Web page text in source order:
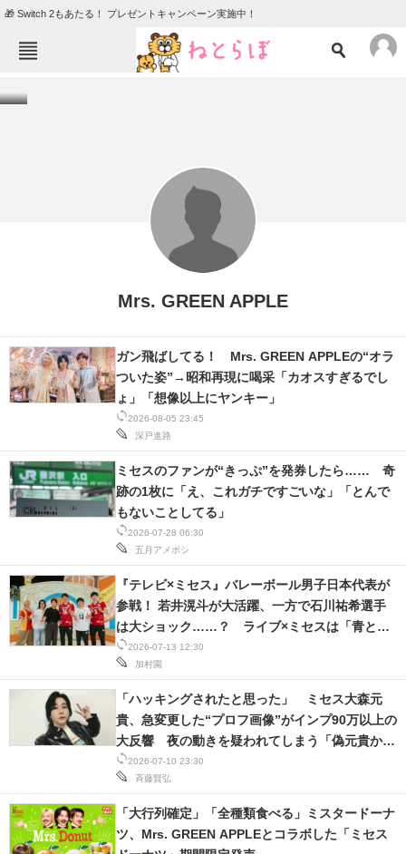
🎁 Switch 2もあたる！ プレゼントキャンペーン実施中！
TOP
地域
教育・育児
リサーチ
注目記事を集めた総合ページ
ITの今と未来を見通す
スマホと通信の最新トレンド
進化するPCとデバイスの未来
好きが集まる 比べて選べる
ビジネスと働き方のヒント
AI活用のいまが分かる
企業ITのトレンドを詳説
経営リーダーのコミュニティ
マーケ×ITの今がよく分かる
ITエンジニア向け専門サイト
IT製品の技術・比較・事例
Mrs. GREEN APPLE
2026-08-05 23:45
深戸進路
ガン飛ばしてる！ Mrs. GREEN APPLEの“オラ
ついた姿”→昭和再現に喝采「カオスすぎるでし
ょ」「想像以上にヤンキー」
2026-07-28 06:30
五月アメボシ
ミセスのファンが“きっぷ”を発券したら…… 奇
跡の1枚に「え、これガチですごいな」「とんで
もないことしてる」
2026-07-13 12:30
加村園
『テレビ×ミセス』バレーボール男子日本代表が
参戦！ 若井滉⽃が大活躍、一方で⽯川祐希選手
は大ショック……？ ライブ×ミセスは「⻘と
夏」を披露
2026-07-10 23:30
斉藤賢弘
「ハッキングされたと思った」 ミセス大森元
貴、急変更した“プロフ画像”がインプ90万以上の
大反響 夜の動きを疑われてしまう「偽元貴か
と」
「大行列確定」「全種類食べる」ミスタードーナ
ツ、Mrs. GREEN APPLEとコラボした「ミセス